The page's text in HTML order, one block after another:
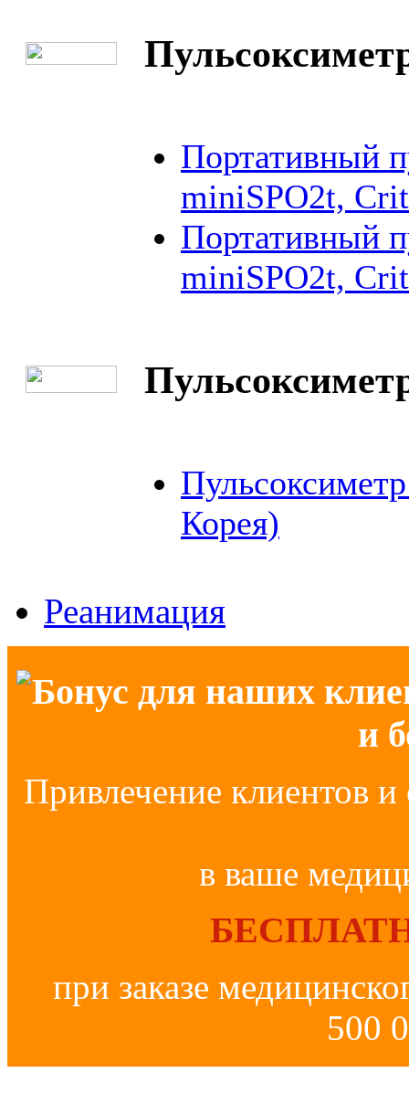
Портативный
miniSPO2t,
Портативный
miniSPO2t,
Корея)
Реанимация
Бонус для наших
и
Привлечение клиентов и
в ваше
при заказе
500